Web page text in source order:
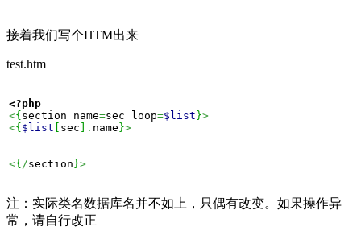
接着我们写个HTM出来
test.htm
<?php
<{ section name=sec loop=$list }>
<{ $list sec . name }>
<{ /section }>
注：实际类名数据库名并不如上，只偶有改变。如果操作异
常，请自行改正